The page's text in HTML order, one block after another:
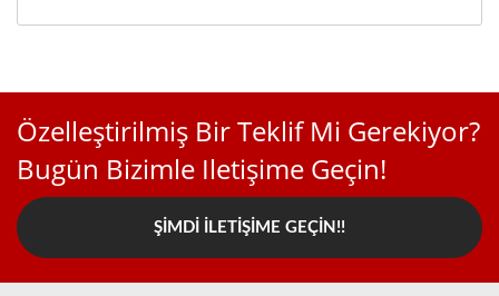
Özelleştirilmiş Bir Teklif Mi Gerekiyor?
Bugün Bizimle Iletişime Geçin!
ŞIMDI İLETIŞIME GEÇIN!!